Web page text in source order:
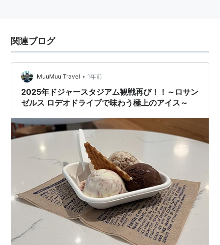
関連ブログ
MuuMuu Travel • 1年前
2025年ドジャースタジアム観戦再び！！～ロサン
ゼルス ロデオドライブで味わう極上のアイス～